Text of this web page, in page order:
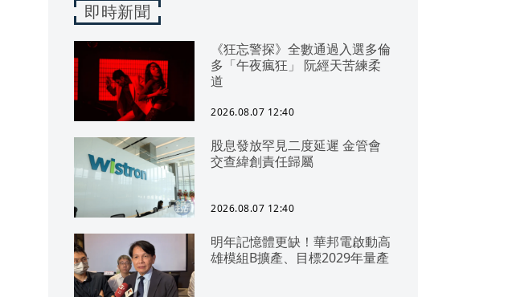
即時新聞
《狂忘警探》全數通過入選多倫
多「午夜瘋狂」 阮經天苦練柔
道
2026.08.07 12:40
股息發放罕見二度延遲 金管會
交查緯創責任歸屬
2026.08.07 12:40
明年記憶體更缺！華邦電啟動高
雄模組B擴產、目標2029年量產